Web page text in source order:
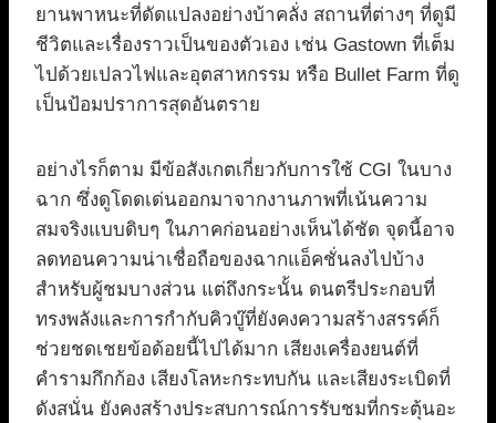
ยานพาหนะที่ดัดแปลงอย่างบ้าคลั่ง สถานที่ต่างๆ ที่ดูมี
ชีวิตและเรื่องราวเป็นของตัวเอง เช่น Gastown ที่เต็ม
ไปด้วยเปลวไฟและอุตสาหกรรม หรือ Bullet Farm ที่ดู
เป็นป้อมปราการสุดอันตราย
อย่างไรก็ตาม มีข้อสังเกตเกี่ยวกับการใช้ CGI ในบาง
ฉาก ซึ่งดูโดดเด่นออกมาจากงานภาพที่เน้นความ
สมจริงแบบดิบๆ ในภาคก่อนอย่างเห็นได้ชัด จุดนี้อาจ
ลดทอนความน่าเชื่อถือของฉากแอ็คชั่นลงไปบ้าง
สำหรับผู้ชมบางส่วน แต่ถึงกระนั้น ดนตรีประกอบที่
ทรงพลังและการกำกับคิวบู๊ที่ยังคงความสร้างสรรค์ก็
ช่วยชดเชยข้อด้อยนี้ไปได้มาก เสียงเครื่องยนต์ที่
คำรามกึกก้อง เสียงโลหะกระทบกัน และเสียงระเบิดที่
ดังสนั่น ยังคงสร้างประสบการณ์การรับชมที่กระตุ้นอะ